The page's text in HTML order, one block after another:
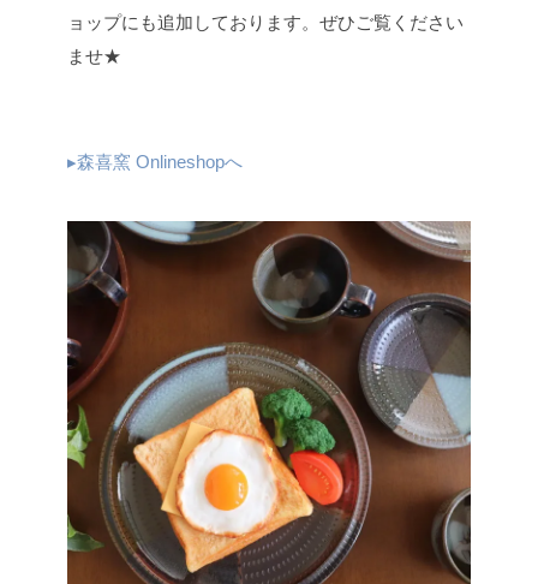
ョップにも追加しております。ぜひご覧ください
ませ★
▸森喜窯 Onlineshopへ